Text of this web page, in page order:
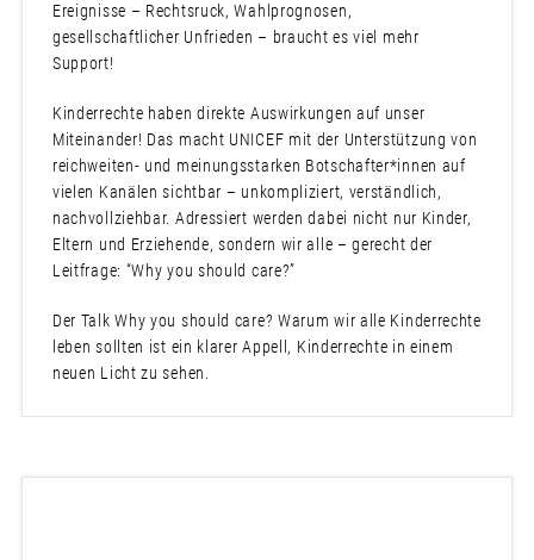
Ereignisse – Rechtsruck, Wahlprognosen,
gesellschaftlicher Unfrieden – braucht es viel mehr
Support!
Kinderrechte haben direkte Auswirkungen auf unser
Miteinander! Das macht UNICEF mit der Unterstützung von
reichweiten- und meinungsstarken Botschafter*innen auf
vielen Kanälen sichtbar – unkompliziert, verständlich,
nachvollziehbar. Adressiert werden dabei nicht nur Kinder,
Eltern und Erziehende, sondern wir alle – gerecht der
Leitfrage: “Why you should care?”
Der Talk Why you should care? Warum wir alle Kinderrechte
leben sollten ist ein klarer Appell, Kinderrechte in einem
neuen Licht zu sehen.